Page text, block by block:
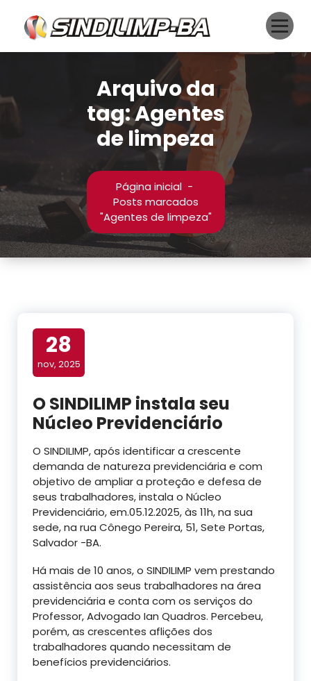
conteúdo
Arquivo da
tag: Agentes
de limpeza
Página inicial-
Posts marcados
"Agentes de limpeza"
28
nov, 2025
O SINDILIMP instala seu
Núcleo Previdenciário
O SINDILIMP, após identificar a crescente
demanda de natureza previdenciária e com
objetivo de ampliar a proteção e defesa de
seus trabalhadores, instala o Núcleo
Previdenciário, em.05.12.2025, às 11h, na sua
sede, na rua Cônego Pereira, 51, Sete Portas,
Salvador -BA.
Há mais de 10 anos, o SINDILIMP vem prestando
assistência aos seus trabalhadores na área
previdenciária e conta com os serviços do
Professor, Advogado Ian Quadros. Percebeu,
porém, as crescentes aflições dos
trabalhadores quando necessitam de
benefícios previdenciários.